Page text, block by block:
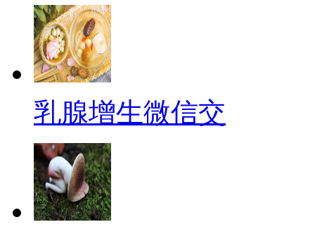
乳腺增生微信交